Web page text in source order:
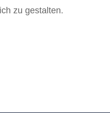
zu gestalten.